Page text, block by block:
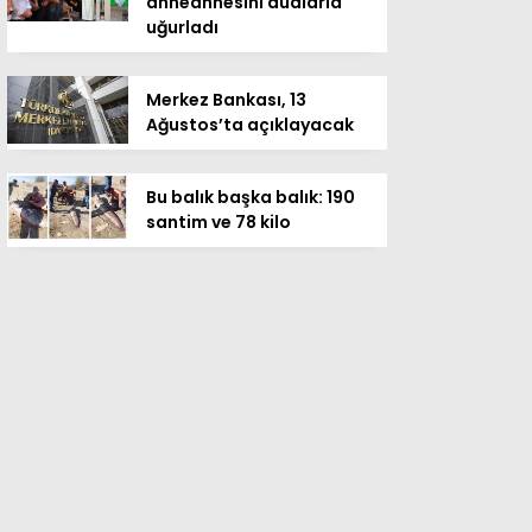
uğurladı
Merkez Bankası, 13
Ağustos’ta açıklayacak
Bu balık başka balık: 190
santim ve 78 kilo